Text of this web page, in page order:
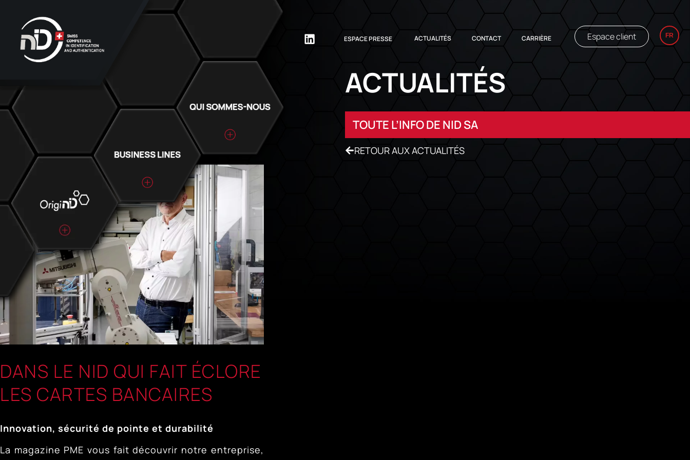
ESPACE PRESSE ACTUALITÉS CONTACT CARRIÈRE Espace client FR
ACTUALITÉS
TOUTE L’INFO DE NID SA
RETOUR AUX ACTUALITÉS
DANS LE NID QUI FAIT ÉCLORE
LES CARTES BANCAIRES
Innovation, sécurité de pointe et durabilité
La magazine PME vous fait découvrir notre entreprise,